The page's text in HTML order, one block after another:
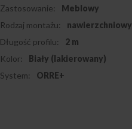
Zastosowanie:
Meblowy
Rodzaj montażu:
nawierzchniowy
Długość profilu:
2 m
Kolor:
Biały (lakierowany)
System:
ORRE+